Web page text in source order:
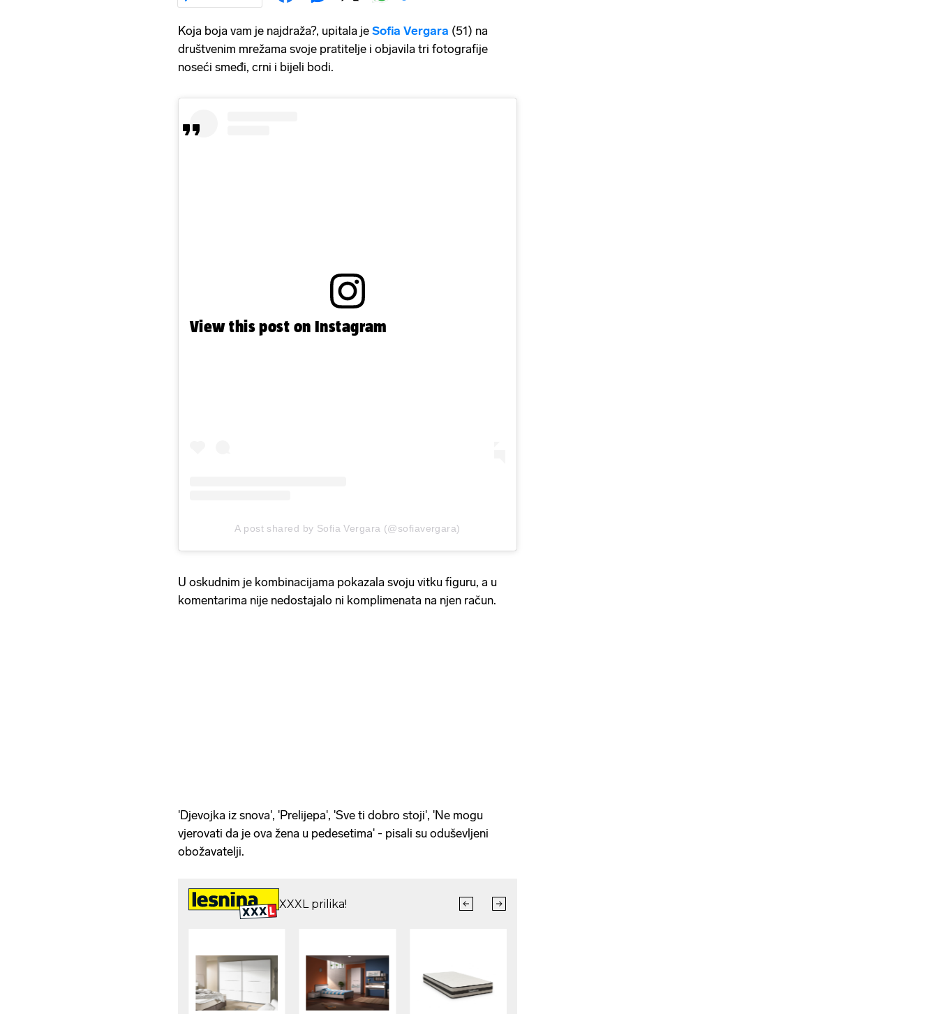
Koja boja vam je najdraža?, upitala je Sofia Vergara (51) na
društvenim mrežama svoje pratitelje i objavila tri fotografije
noseći smeđi, crni i bijeli bodi.
View this post on Instagram
A post shared by Sofia Vergara (@sofiavergara)
U oskudnim je kombinacijama pokazala svoju vitku figuru, a u
komentarima nije nedostajalo ni komplimenata na njen račun.
'Djevojka iz snova', 'Prelijepa', 'Sve ti dobro stoji', 'Ne mogu
vjerovati da je ova žena u pedesetima' - pisali su oduševljeni
obožavatelji.